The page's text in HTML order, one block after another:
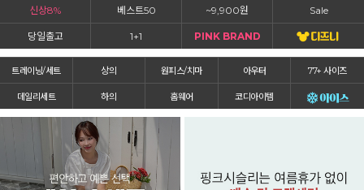
신상8% 베스트50 ~9,900원 Sale
당일출고 1+1 PINK BRAND
트레이닝/세트 상의 원피스/치마 아우터 77+ 사이즈
데일리세트 하의 홈웨어 코디아이템